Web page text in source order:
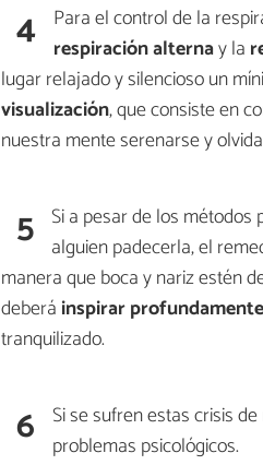
4 Para el control de la
respiración alternay la
lugar relajado y silencioso un
visualización, que consiste en
nuestra mente serenarse y
5 Si a pesar de los
alguien padecerla, el
manera que boca y nariz estén
deberá inspirar
tranquilizado.
6 Si se sufren estas crisis
problemas psicológicos.